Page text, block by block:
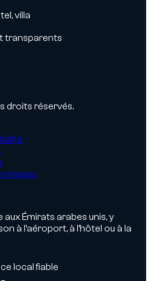
villa
transparents
droits réservés.
images
Émirats arabes unis, y
à l’aéroport, à l’hôtel ou à la
local fiable